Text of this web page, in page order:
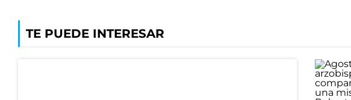
TE PUEDE INTERESAR